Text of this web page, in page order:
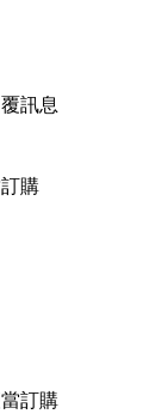
訊息
購
訂購